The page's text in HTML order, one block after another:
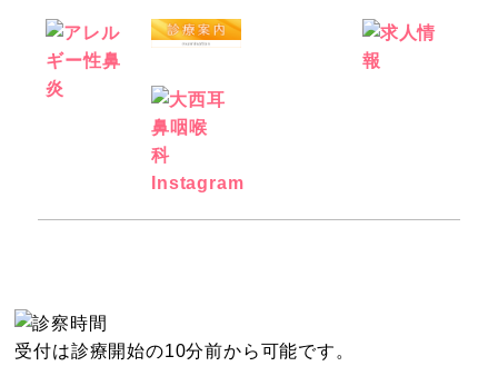
受付は診療開始の10分前から可能です。